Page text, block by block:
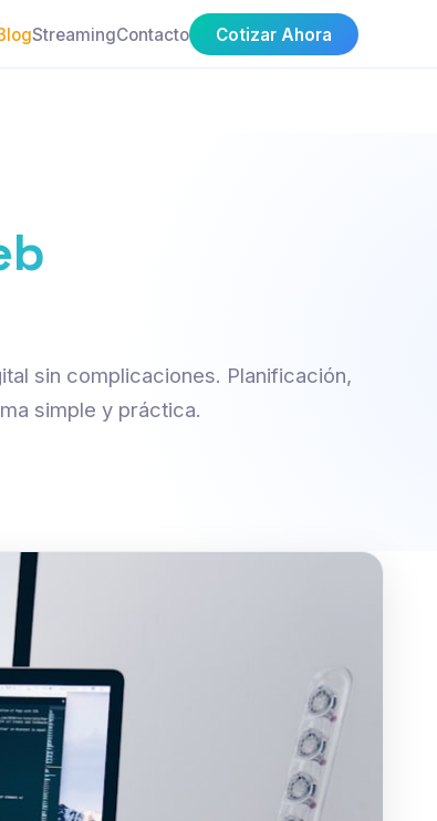
StreamingContacto Cotizar Ahora
sin complicaciones. Planificación,
simple y práctica.